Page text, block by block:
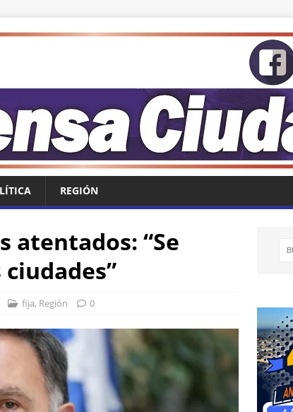
REGIÓN
atentados: “Se
fija, Región 0